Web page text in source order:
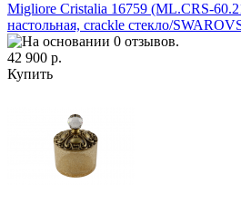
Migliore Cristalia 16759 (ML.CRS-
настольная, crackle стекло/
42 900 р.
Купить